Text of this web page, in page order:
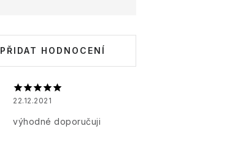
PŘIDAT HODNOCENÍ
22.12.2021
výhodné doporučuji